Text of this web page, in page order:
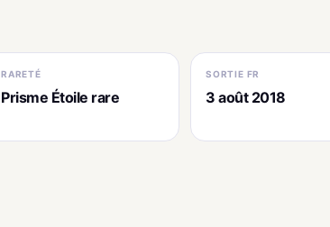
RARETÉ
Prisme Étoile rare
SORTIE FR
3 août 2018